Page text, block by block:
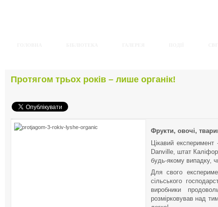
Протягом трьох років – лише органік!
Фрукти, овочі,
Цікавий
Danville, штат
будь-якому випадку,
Для свого
сільського
виробники
розмірковував над